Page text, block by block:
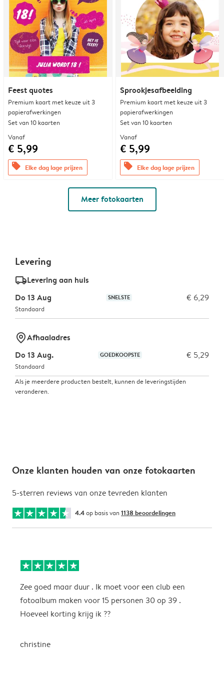
Feest quotes
Premium kaart met keuze uit 3
papierafwerkingen
Set van 10 kaarten
Vanaf
€ 5,99
offers Elke dag lage prijzen
Sprookjesafbeelding
Premium kaart met keuze uit 3
papierafwerkingen
Set van 10 kaarten
Vanaf
€ 5,99
offers Elke dag lage prijzen
Meer fotokaarten
Levering
delivery_standard_v2Levering aan huis
Do 13 Aug
SNELSTE € 6,29
Standaard
marker-pinAfhaaladres
Do 13 Aug.
GOEDKOOPSTE € 5,29
Standaard
Als je meerdere producten bestelt, kunnen de leveringstijden
veranderen.
Onze klanten houden van onze fotokaarten
5-sterren reviews van onze tevreden klanten
4.4op basis van 1138 beoordelingen
Zee goed maar duur . Ik moet voor een club een
fotoalbum maken voor 15 personen 30 op 39 .
Hoeveel korting krijg ik ??
christine